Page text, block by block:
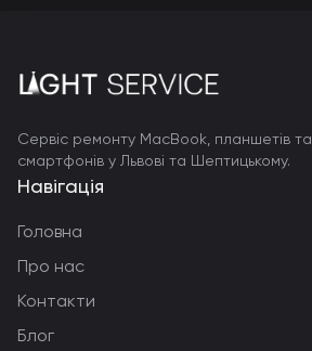
Сервіс ремонту MacBook, планшетів та
смартфонів у Львові та Шептицькому.
Навігація
Головна
Про нас
Контакти
Блог